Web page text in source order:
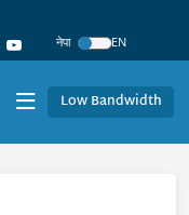
नेपा
EN
Low Bandwidth